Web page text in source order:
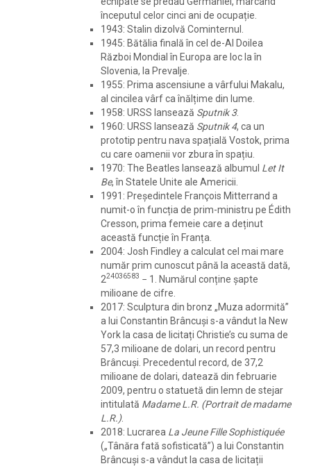
începutul celor cinci ani de ocupație.
1943: Stalin dizolvă Cominternul.
1945: Bătălia finală în cel de-Al Doilea
Război Mondial în Europa are loc la în
Slovenia, la Prevalje.
1955: Prima ascensiune a vârfului Makalu,
al cincilea vârf ca înălțime din lume.
1958: URSS lansează Sputnik 3.
1960: URSS lansează Sputnik 4, ca un
prototip pentru nava spațială Vostok, prima
cu care oamenii vor zbura în spațiu.
1970: The Beatles lansează albumul Let It
Be, în Statele Unite ale Americii.
1991: Președintele François Mitterrand a
numit-o în funcția de prim-ministru pe Édith
Cresson, prima femeie care a deținut
această funcție în Franța.
2004: Josh Findley a calculat cel mai mare
număr prim cunoscut până la această dată,
224036583 − 1. Numărul conține șapte
milioane de cifre.
2017: Sculptura din bronz „Muza adormită”
a lui Constantin Brâncuși s-a vândut la New
York la casa de licitați Christie’s cu suma de
57,3 milioane de dolari, un record pentru
Brâncuși. Precedentul record, de 37,2
milioane de dolari, datează din februarie
2009, pentru o statuetă din lemn de stejar
intitulată Madame L.R. (Portrait de madame
L.R.).
2018: Lucrarea La Jeune Fille Sophistiquée
(„Tânăra fată sofisticată”) a lui Constantin
Brâncuși s-a vândut la casa de licitații